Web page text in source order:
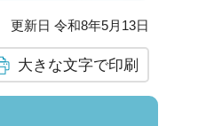
更新日 令和8年5月13日
大きな文字で印刷